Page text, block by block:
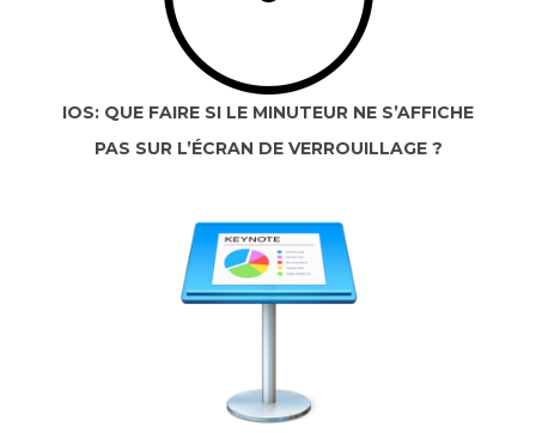
IOS: QUE FAIRE SI LE MINUTEUR NE S’AFFICHE
PAS SUR L’ÉCRAN DE VERROUILLAGE ?